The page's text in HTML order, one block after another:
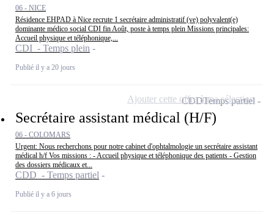
06 - NICE
Résidence EHPAD à Nice recrute 1 secrétaire administratif (ve) polyvalent(e)
dominante médico social CDI fin Août, poste à temps plein Missions principales:
Accueil physique et téléphonique,...
CDI - Temps plein
Publié il y a 20 jours
Secrétaire assistant médical (H/F)
06 - COLOMARS
Urgent: Nous recherchons pour notre cabinet d'ophtalmologie un secrétaire assistant
médical h/f Vos missions : - Accueil physique et téléphonique des patients - Gestion
des dossiers médicaux et...
CDD - Temps partiel
Publié il y a 6 jours
CDDTemps partiel
Ajouter cette offre à ma sélection